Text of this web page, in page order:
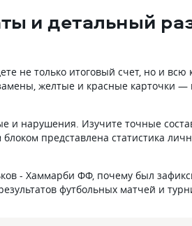
и детальный
не только итоговый счет, но и всю
желтые и красные карточки —
и нарушения. Изучите точные
представлена статистика
- Хаммарби ФФ, почему был
футбольных матчей и